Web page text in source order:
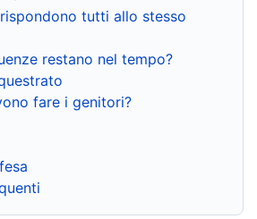
tutti allo stesso
restano nel tempo?
fare i genitori?